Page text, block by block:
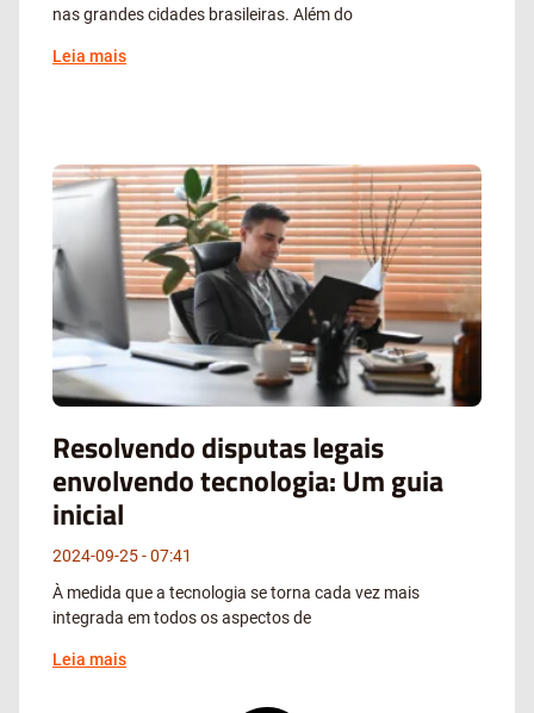
nas grandes cidades brasileiras. Além do
Leia mais
Resolvendo disputas legais
envolvendo tecnologia: Um guia
inicial
2024-09-25
07:41
À medida que a tecnologia se torna cada vez mais
integrada em todos os aspectos de
Leia mais